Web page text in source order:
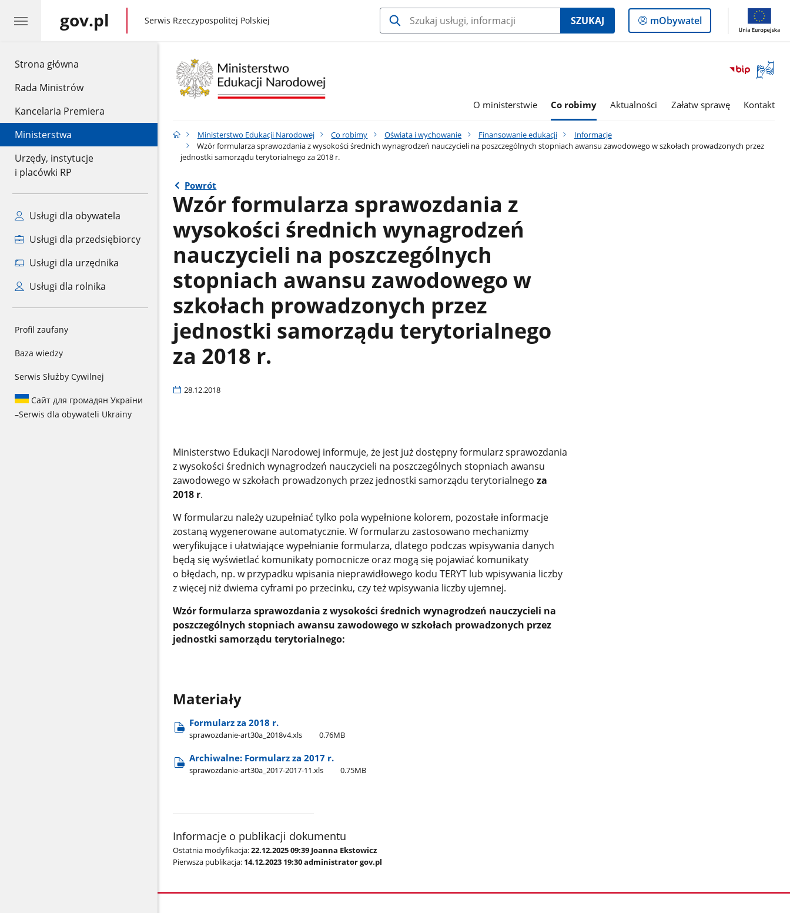
Strona główna
Rada Ministrów
Kancelaria Premiera
Ministerstwa
Urzędy, instytucje
i placówki RP
Usługi dla obywatela
Usługi dla przedsiębiorcy
Usługi dla urzędnika
Usługi dla rolnika
Profil zaufany
Baza wiedzy
Serwis Służby Cywilnej
Сайт для громадян України
–Serwis dla obywateli Ukrainy
gov.pl gov.pl
Serwis Rzeczypospolitej Polskiej SZUKAJ
Logowanie
do
mObywatel
Otwórz
okno
O ministerstwie Co robimy Aktualności Załatw sprawę Kontakt
Ministerstwo Edukacji Narodowej Co robimy Oświata i wychowanie Finansowanie edukacji
Informacje
Wzór formularza sprawozdania z wysokości średnich wynagrodzeń nauczycieli na poszczególnych stopniach awansu zawodowego w szkołach prowadzonych przez
jednostki samorządu terytorialnego za 2018 r.
Powrót
Wzór formularza sprawozdania z
wysokości średnich wynagrodzeń
nauczycieli na poszczególnych
stopniach awansu zawodowego w
szkołach prowadzonych przez
jednostki samorządu terytorialnego
za 2018 r.
28.12.2018
Ministerstwo Edukacji Narodowej informuje, że jest już dostępny formularz sprawozdania
z wysokości średnich wynagrodzeń nauczycieli na poszczególnych stopniach awansu
zawodowego w szkołach prowadzonych przez jednostki samorządu terytorialnego za
2018 r.
W formularzu należy uzupełniać tylko pola wypełnione kolorem, pozostałe informacje
zostaną wygenerowane automatycznie. W formularzu zastosowano mechanizmy
weryfikujące i ułatwiające wypełnianie formularza, dlatego podczas wpisywania danych
będą się wyświetlać komunikaty pomocnicze oraz mogą się pojawiać komunikaty
o błędach, np. w przypadku wpisania nieprawidłowego kodu TERYT lub wpisywania liczby
z więcej niż dwiema cyframi po przecinku, czy też wpisywania liczby ujemnej.
Wzór formularza sprawozdania z wysokości średnich wynagrodzeń nauczycieli na
poszczególnych stopniach awansu zawodowego w szkołach prowadzonych przez
jednostki samorządu terytorialnego:
Materiały
Formularz za 2018 r.
sprawozdanie-art30a​_2018v4.xls 0.76MB
Archiwalne: Formularz za 2017 r.
sprawozdanie-art30a​_2017-2017-11.xls 0.75MB
Informacje o publikacji dokumentu
Ostatnia modyfikacja:22.12.2025 09:39 Joanna Ekstowicz
Pierwsza publikacja: 14.12.2023 19:30 administrator gov.pl